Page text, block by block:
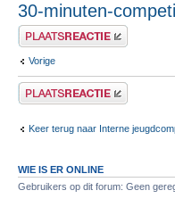
30-minuten-
Plaats een reactie
Vorige
Plaats een reactie
Keer terug naar Interne
WIE IS ER ONLINE
Gebruikers op dit forum: Geen